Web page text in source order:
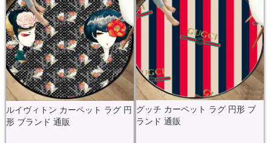
ルイヴィトン カーペット ラグ 円
形 ブランド 通販
グッチ カーペット ラグ 円形 ブ
ランド 通販